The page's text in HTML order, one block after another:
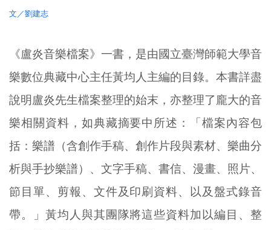
文／劉建志
《盧炎音樂檔案》一書，是由國立臺灣師範大學音
樂數位典藏中心主任黃均人主編的目錄。本書詳盡
說明盧炎先生檔案整理的始末，亦整理了龐大的音
樂相關資料，如典藏摘要中所述：「檔案內容包
括：樂譜（含創作手稿、創作片段與素材、樂曲分
析與手抄樂譜）、文字手稿、書信、漫畫、照片、
節目單、剪報、文件及印刷資料、以及盤式錄音
帶。」黃均人與其團隊將這些資料加以編目、整